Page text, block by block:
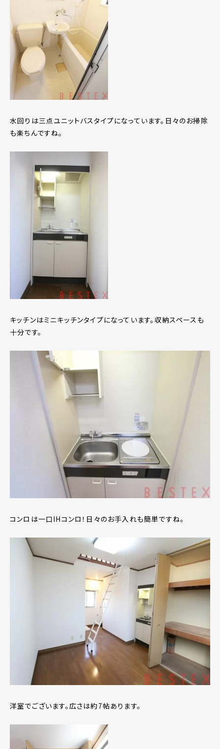
水回りは三点ユニットバスタイプになっています。日々のお掃除
も楽ちんですね。
キッチンはミニキッチンタイプになっています。収納スペースも
十分です。
コンロは一口IHコンロ！日々のお手入れも簡単ですね。
洋室でございます。広さは約7帖あります。